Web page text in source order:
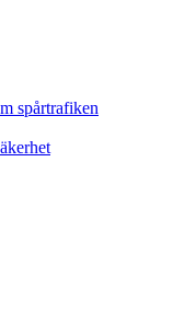
spårtrafiken